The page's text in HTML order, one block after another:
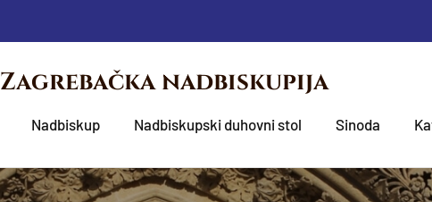
Zagrebačka nadbiskupija
Nadbiskup Nadbiskupski duhovni stol Sinoda